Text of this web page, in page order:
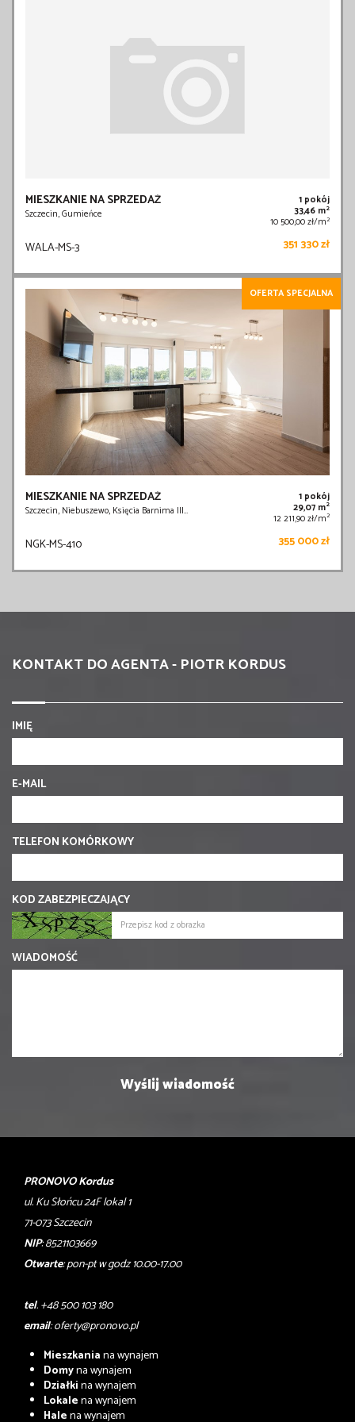
MIESZKANIE NA SPRZEDAŻ
Szczecin, Gumieńce
1 pokój
33,46 m2
10 500,00 zł/m2
WALA-MS-3 351 330 zł
OFERTA SPECJALNA
MIESZKANIE NA SPRZEDAŻ
Szczecin, Niebuszewo, Księcia Barnima III…
1 pokój
29,07 m2
12 211,90 zł/m2
NGK-MS-410 355 000 zł
KONTAKT DO AGENTA - PIOTR KORDUS
IMIĘ
E-MAIL
TELEFON KOMÓRKOWY
KOD ZABEZPIECZAJĄCY
WIADOMOŚĆ
PRONOVO Kordus
ul. Ku Słońcu 24F lokal 1
71-073 Szczecin
NIP: 8521103669
Otwarte: pon-pt w godz 10.00-17.00
tel. +48 500 103 180
email:oferty@pronovo.pl
Mieszkaniana wynajem
Domyna wynajem
Działkina wynajem
Lokalena wynajem
Halena wynajem